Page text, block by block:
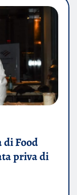
Food
priva di